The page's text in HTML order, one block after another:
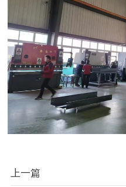
上一篇